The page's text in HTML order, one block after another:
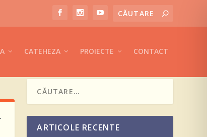
CATEHEZA PROIECTE CONTACT
ARTICOLE RECENTE